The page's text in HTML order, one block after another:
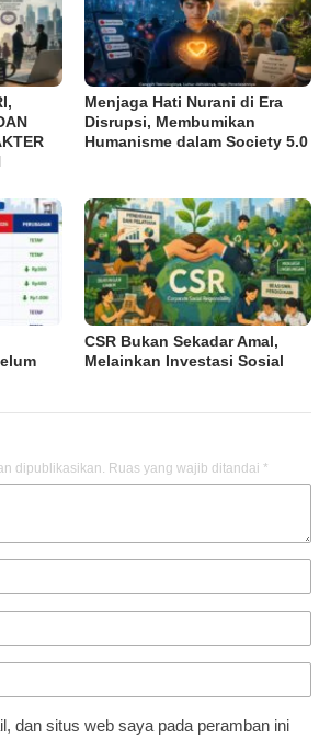
Menjaga Hati Nurani di Era
Disrupsi, Membumikan
Humanisme dalam Society 5.0
CSR Bukan Sekadar Amal,
Melainkan Investasi Sosial
dipublikasikan. Ruas yang wajib ditandai *
dan situs web saya pada peramban ini